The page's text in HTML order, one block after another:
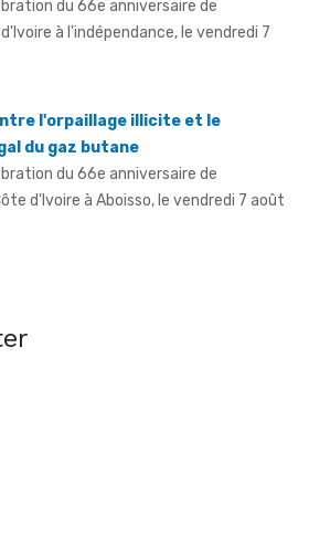
l'orpaillage illicite et le
d'Ivoire à Aboisso, le vendredi 7 août
à Sandegué - Le préfet rend